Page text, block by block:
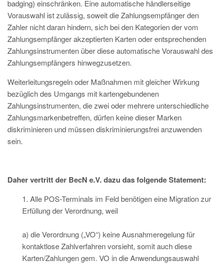
badging) einschränken. Eine automatische händlerseitige
Vorauswahl ist zulässig, soweit die Zahlungsempfänger den
Zahler nicht daran hindern, sich bei den Kategorien der vom
Zahlungsempfänger akzeptierten Karten oder entsprechenden
Zahlungsinstrumenten über diese automatische Vorauswahl des
Zahlungsempfängers hinwegzusetzen.
Weiterleitungsregeln oder Maßnahmen mit gleicher Wirkung
bezüglich des Umgangs mit kartengebundenen
Zahlungsinstrumenten, die zwei oder mehrere unterschiedliche
Zahlungsmarkenbetreffen, dürfen keine dieser Marken
diskriminieren und müssen diskriminierungsfrei anzuwenden
sein.
Daher vertritt der BecN e.V. dazu das folgende Statement:
1. Alle POS-Terminals im Feld benötigen eine Migration zur
Erfüllung der Verordnung, weil
a) die Verordnung („VO“) keine Ausnahmeregelung für
kontaktlose Zahlverfahren vorsieht, somit auch diese
Karten/Zahlungen gem. VO in die Anwendungsauswahl